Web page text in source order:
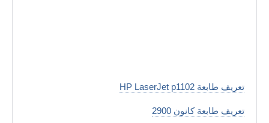
تعريف طابعة HP LaserJet p1102
تعريف طابعة كانون 2900